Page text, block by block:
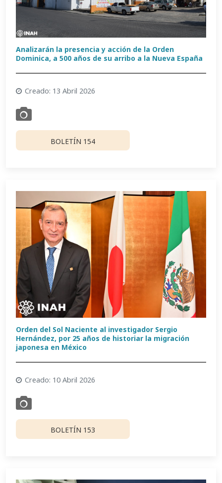
Analizarán la presencia y acción de la Orden
Dominica, a 500 años de su arribo a la Nueva España
Creado: 13 Abril 2026
BOLETÍN 154
Orden del Sol Naciente al investigador Sergio
Hernández, por 25 años de historiar la migración
japonesa en México
Creado: 10 Abril 2026
BOLETÍN 153